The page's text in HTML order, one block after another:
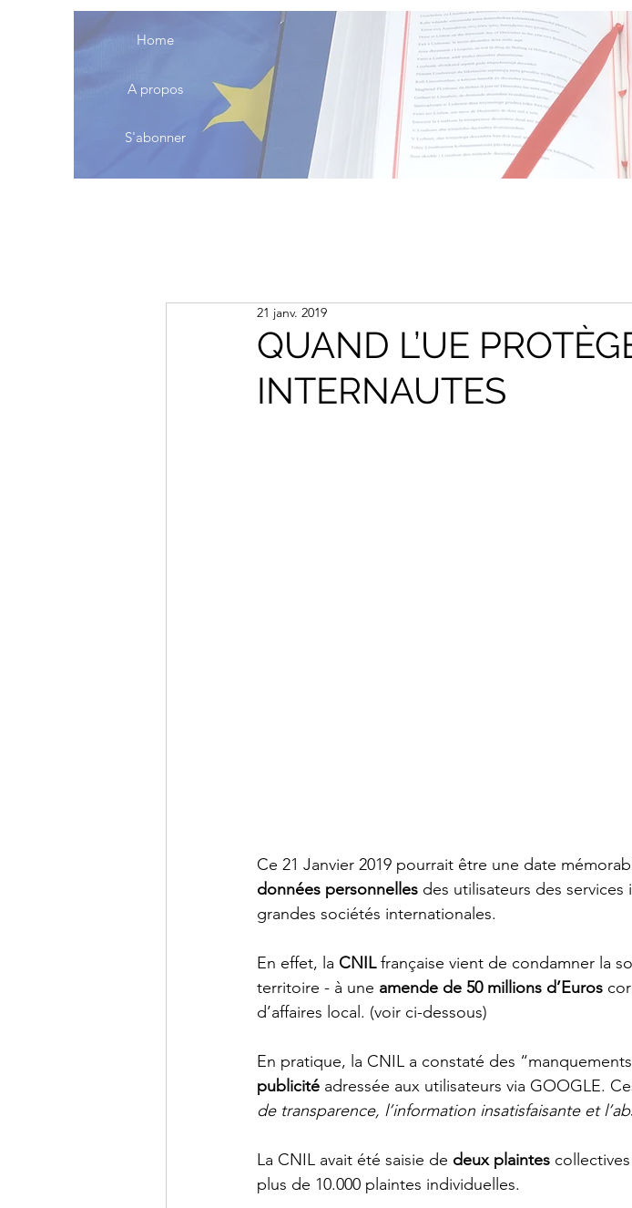
Home
A propos
S'abonner
QUAND L’UE
INTERNAUTES
21 janv. 2019
Ce 21 Janvier 2019 pourrait être une date
données personnelles des utilisateurs des
grandes sociétés internationales.
En effet, la CNIL française vient de condamner la
territoire - à une amende de 50 millions d’Euros
d’affaires local. (voir ci-dessous)
En pratique, la CNIL a constaté des
publicité adressée aux utilisateurs via GOOGLE.
de transparence, l’information insatisfaisante et
La CNIL avait été saisie de deux plaintes
plus de 10.000 plaintes individuelles.